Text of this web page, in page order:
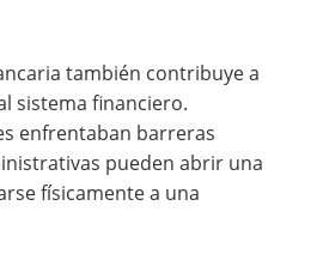
también contribuye a
sistema financiero.
enfrentaban barreras
pueden abrir una
físicamente a una